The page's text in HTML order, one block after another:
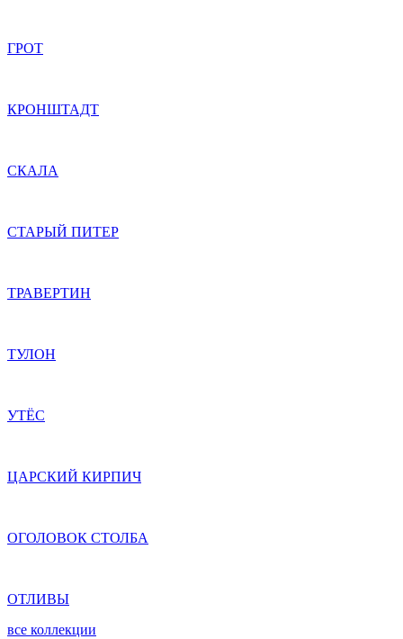
ГРОТ
КРОНШТАДТ
СКАЛА
СТАРЫЙ ПИТЕР
ТРАВЕРТИН
ТУЛОН
УТЁС
ЦАРСКИЙ КИРПИЧ
ОГОЛОВОК СТОЛБА
ОТЛИВЫ
все коллекции